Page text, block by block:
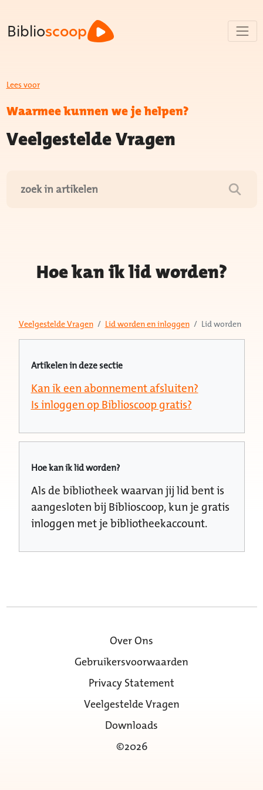
Biblioscoop
Lees voor
Waarmee kunnen we je helpen?
Veelgestelde Vragen
Hoe kan ik lid worden?
Veelgestelde Vragen Lid worden en inloggen Lid worden
Artikelen in deze sectie
Kan ik een abonnement afsluiten?
Is inloggen op Biblioscoop gratis?
Hoe kan ik lid worden?
Als de bibliotheek waarvan jij lid bent is
aangesloten bij Biblioscoop, kun je gratis
inloggen met je bibliotheekaccount.
Over Ons
Gebruikersvoorwaarden
Privacy Statement
Veelgestelde Vragen
Downloads
©2026